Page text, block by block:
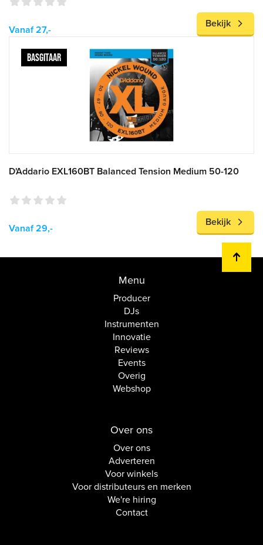
Vanaf 27,-
Bekijk
BASGITAAR
D'Addario EXL160BT Balanced Tension Medium 50-120
Vanaf 29,-
Bekijk
Menu
Producer
DJs
Instrumenten
Innovatie
Reviews
Events
Overig
Webshop
Over ons
Over ons
Adverteren
Voor winkels
Voor distributeurs en merken
We're hiring
Contact